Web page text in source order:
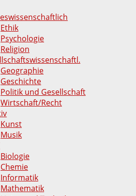
Ethik
Psychologie
Religion
Geographie
Geschichte
Politik und Gesellschaft
Wirtschaft/Recht
Kunst
Musik
Biologie
Chemie
Informatik
Mathematik